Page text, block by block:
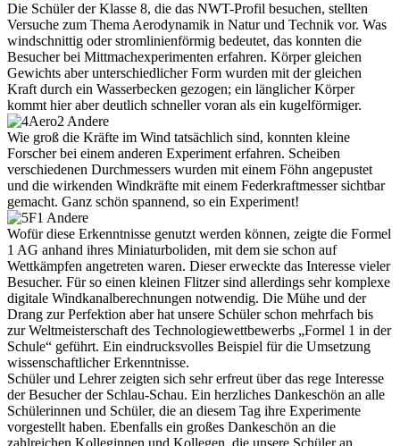
Die Schüler der Klasse 8, die das NWT-Profil besuchen, stellten
Versuche zum Thema Aerodynamik in Natur und Technik vor. Was
windschnittig oder stromlinienförmig bedeutet, das konnten die
Besucher bei Mittmachexperimenten erfahren. Körper gleichen
Gewichts aber unterschiedlicher Form wurden mit der gleichen
Kraft durch ein Wasserbecken gezogen; ein länglicher Körper
kommt hier aber deutlich schneller voran als ein kugelförmiger.
Wie groß die Kräfte im Wind tatsächlich sind, konnten kleine
Forscher bei einem anderen Experiment erfahren. Scheiben
verschiedenen Durchmessers wurden mit einem Föhn angepustet
und die wirkenden Windkräfte mit einem Federkraftmesser sichtbar
gemacht. Ganz schön spannend, so ein Experiment!
Wofür diese Erkenntnisse genutzt werden können, zeigte die Formel
1 AG anhand ihres Miniaturboliden, mit dem sie schon auf
Wettkämpfen angetreten waren. Dieser erweckte das Interesse vieler
Besucher. Für so einen kleinen Flitzer sind allerdings sehr komplexe
digitale Windkanalberechnungen notwendig. Die Mühe und der
Drang zur Perfektion aber hat unsere Schüler schon mehrfach bis
zur Weltmeisterschaft des Technologiewettbewerbs „Formel 1 in der
Schule“ geführt. Ein eindrucksvolles Beispiel für die Umsetzung
wissenschaftlicher Erkenntnisse.
Schüler und Lehrer zeigten sich sehr erfreut über das rege Interesse
der Besucher der Schlau-Schau. Ein herzliches Dankeschön an alle
Schülerinnen und Schüler, die an diesem Tag ihre Experimente
vorgestellt haben. Ebenfalls ein großes Dankeschön an die
zahlreichen Kolleginnen und Kollegen, die unsere Schüler an